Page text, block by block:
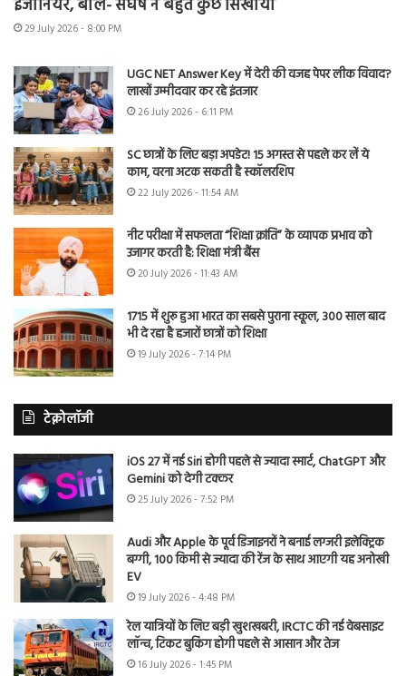
इंजीनियर, बोले- संघर्ष ने बहुत कुछ सिखाया
29 July 2026 - 8:00 PM
UGC NET Answer Key में देरी की वजह पेपर लीक विवाद?
लाखों उम्मीदवार कर रहे इंतजार
26 July 2026 - 6:11 PM
SC छात्रों के लिए बड़ा अपडेट! 15 अगस्त से पहले कर लें ये
काम, वरना अटक सकती है स्कॉलरशिप
22 July 2026 - 11:54 AM
नीट परीक्षा में सफलता “शिक्षा क्रांति” के व्यापक प्रभाव को
उजागर करती है: शिक्षा मंत्री बैंस
20 July 2026 - 11:43 AM
1715 में शुरू हुआ भारत का सबसे पुराना स्कूल, 300 साल बाद
भी दे रहा है हजारों छात्रों को शिक्षा
19 July 2026 - 7:14 PM
टेक्नोलॉजी
iOS 27 में नई Siri होगी पहले से ज्यादा स्मार्ट, ChatGPT और
Gemini को देगी टक्कर
25 July 2026 - 7:52 PM
Audi और Apple के पूर्व डिजाइनरों ने बनाई लग्जरी इलेक्ट्रिक
बग्गी, 100 किमी से ज्यादा की रेंज के साथ आएगी यह अनोखी
EV
19 July 2026 - 4:48 PM
रेल यात्रियों के लिए बड़ी खुशखबरी, IRCTC की नई वेबसाइट
लॉन्च, टिकट बुकिंग होगी पहले से आसान और तेज
16 July 2026 - 1:45 PM